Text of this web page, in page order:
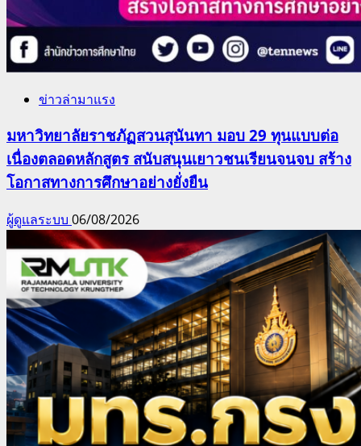
ข่าวล่ามาแรง
มหาวิทยาลัยราชภัฏสวนสุนันทา มอบ 29 ทุนแบบต่อ
เนื่องตลอดหลักสูตร สนับสนุนเยาวชนเรียนจนจบ สร้าง
โอกาสทางการศึกษาอย่างยั่งยืน
ผู้ดูแลระบบ 06/08/2026